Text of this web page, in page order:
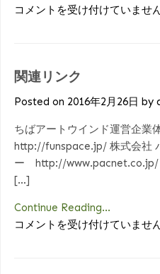
よ
質
コメントを受け付けていませ
関連リンク
Posted on 2016年2月26日 by
ちばアートウインド運営企
http://funspace.jp/ 株式会社
ー http://
[…]
Continue Reading...
関
コメントを受け付けていませ